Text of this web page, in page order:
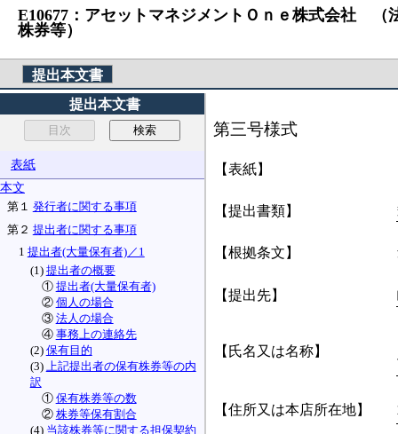
E10677：アセットマネジメントＯｎｅ株式会社 （
株券等）
提出本文書
提出本文書